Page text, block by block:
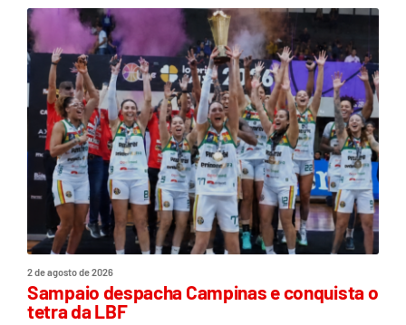
2 de agosto de 2026
Sampaio despacha Campinas e conquista o
tetra da LBF